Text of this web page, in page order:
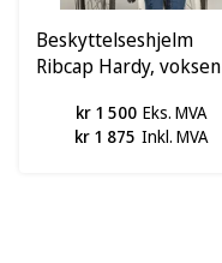
Beskyttelseshjelm
Ribcap Hardy, voksen
kr 1 500 Eks. MVA
kr 1 875 Inkl. MVA